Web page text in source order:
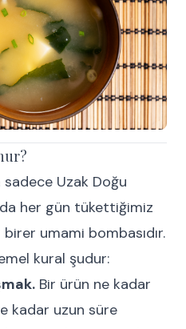
Uzak Doğu
her gün tükettiğimiz
umami bombasıdır.
kural şudur:
Bir ürün ne kadar
kadar uzun süre